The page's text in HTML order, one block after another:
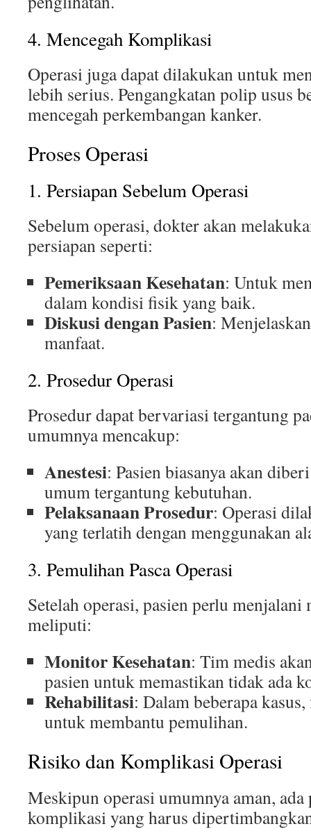
4. Mencegah Komplikasi
Operasi juga dapat dilakukan untuk
lebih serius. Pengangkatan polip usus
mencegah perkembangan kanker.
Proses Operasi
1. Persiapan Sebelum Operasi
Sebelum operasi, dokter akan
persiapan seperti:
Pemeriksaan Kesehatan: Untuk
dalam kondisi fisik yang baik.
Diskusi dengan Pasien:
manfaat.
2. Prosedur Operasi
Prosedur dapat bervariasi tergantung
umumnya mencakup:
Anestesi: Pasien biasanya akan
umum tergantung kebutuhan.
Pelaksanaan Prosedur: Operasi
yang terlatih dengan menggunakan
3. Pemulihan Pasca Operasi
Setelah operasi, pasien perlu menjalani
meliputi:
Monitor Kesehatan: Tim medis
pasien untuk memastikan tidak ada
Rehabilitasi: Dalam beberapa
untuk membantu pemulihan.
Risiko dan Komplikasi Operasi
Meskipun operasi umumnya aman,
komplikasi yang harus